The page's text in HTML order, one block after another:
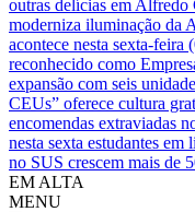
outras delícias em Alfredo
moderniza iluminação da
acontece nesta sexta-feira
reconhecido como
expansão com seis
CEUs” oferece cultura
encomendas extraviadas
nesta sexta estudantes em
no SUS crescem mais de
EM ALTA
MENU